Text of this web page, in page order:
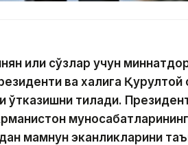
илиқ сўзлар учун
ва халқига
ўтказишни тилади.
мамнун эканликларини